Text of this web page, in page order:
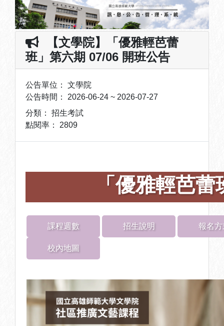
【文學院】「優雅輕芭蕾
班」第六期 07/06 開班公告
公告單位： 文學院
公告時間： 2026-06-24 ~ 2026-07-27
分類： 招生考試
點閱率： 2809
「優雅輕芭
課程週數 招生說明 報名方
校內地圖